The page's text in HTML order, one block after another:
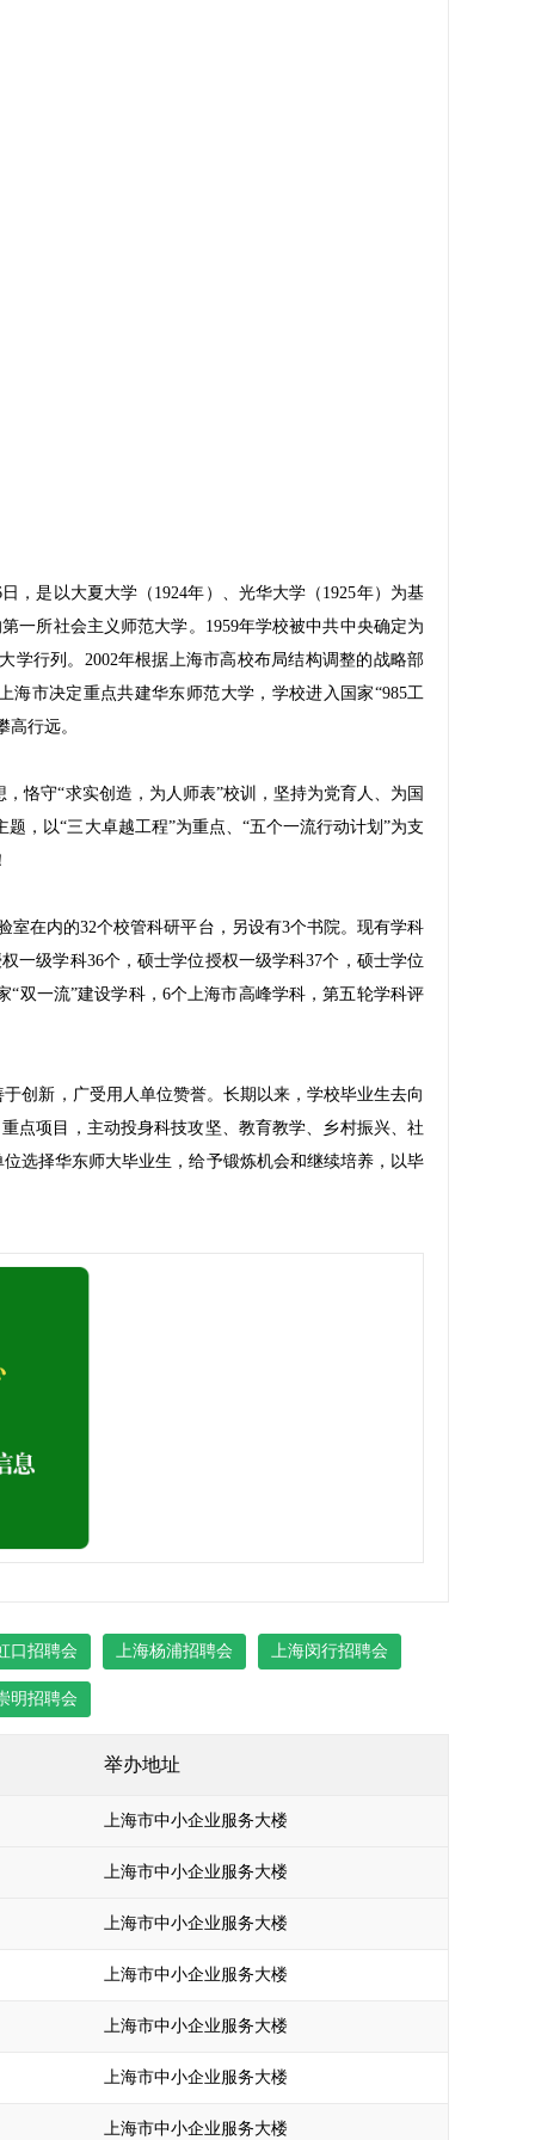
，是以大夏大学（1924年）、光华大学（1925年）为基
一所社会主义师范大学。1959年学校被中共中央确定为
学行列。2002年根据上海市高校布局结构调整的战略部
海市决定重点共建华东师范大学，学校进入国家“985工
行远。
恪守“求实创造， 为人师表”校训，坚持为党育人、为国
，以“三大卓越工程”为重点、“五个一流行动计划”为支
在内的32个校管科研平台，另设有3个书院。现有学科
一级学科36个，硕士学位授权一级学科37个，硕士学位
双一流”建设学科，6个上海市高峰学科，第五轮学科评
创新，广受用人单位赞誉。长期以来，学校毕业生去向
点项目，主动投身科技攻坚、教育教学、乡村振兴、社
选择华东师大毕业生，给予锻炼机会和继续培养，以毕
口招聘会 上海杨浦招聘会 上海闵行招聘会
明招聘会
举办地址
上海市中小企业服务大楼
上海市中小企业服务大楼
上海市中小企业服务大楼
上海市中小企业服务大楼
上海市中小企业服务大楼
上海市中小企业服务大楼
上海市中小企业服务大楼